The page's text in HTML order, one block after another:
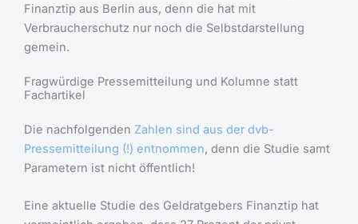
Finanztip aus Berlin aus, denn die hat mit
Verbraucherschutz nur noch die Selbstdarstellung
gemein.
Fragwürdige Pressemitteilung und Kolumne statt
Fachartikel
Die nachfolgenden Zahlen sind aus der dvb-
Pressemitteilung (!) entnommen, denn die Studie samt
Parametern ist nicht öffentlich!
Eine aktuelle Studie des Geldratgebers Finanztip hat